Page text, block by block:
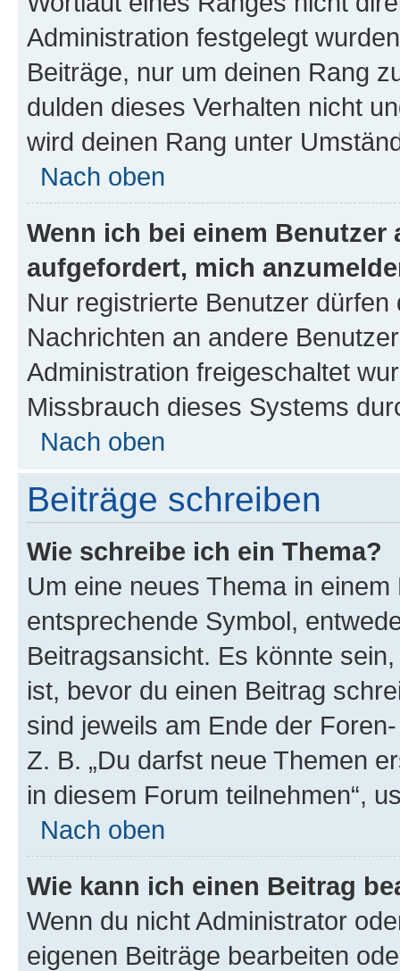
Administration festgelegt
Beiträge, nur um deinen Rang
dulden dieses Verhalten nicht
wird deinen Rang unter
Nach oben
Wenn ich bei einem
aufgefordert, mich
Nur registrierte Benutzer
Nachrichten an andere
Administration freigeschaltet
Missbrauch dieses Systems
Nach oben
Beiträge schreiben
Wie schreibe ich ein Thema?
Um eine neues Thema in
entsprechende Symbol,
Beitragsansicht. Es könnte
ist, bevor du einen Beitrag
sind jeweils am Ende der
Z. B. „Du darfst neue Themen
in diesem Forum teilnehmen“,
Nach oben
Wie kann ich einen Beitrag
Wenn du nicht Administrator
eigenen Beiträge bearbeiten